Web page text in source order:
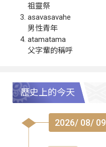
祖靈祭
asavasavahe
男性青年
atamatama
父字輩的稱呼
歷史上的今天
2026/ 08/ 09